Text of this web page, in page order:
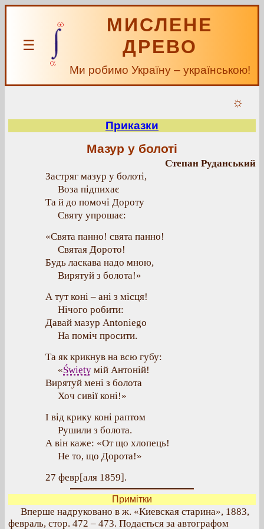
☰
МИСЛЕНЕ
ДРЕВО
Ми робимо Україну – українською!
☼
Приказки
Мазур у болоті
Степан Руданський
Застряг мазур у болоті,
Воза підпихає
Та й до помочі Дороту
Святу упрошає:
«Свята панно! свята панно!
Святая Дорото!
Будь ласкава надо мною,
Вирятуй з болота!»
А тут коні – ані з місця!
Нічого робити:
Давай мазур Antoniego
На поміч просити.
Та як крикнув на всю губу:
«Święty мій Антоній!
Вирятуй мені з болота
Хоч сивії коні!»
І від крику коні раптом
Рушили з болота.
А він каже: «От що хлопець!
Не то, що Дорота!»
27 февр[аля 1859].
Примітки
Вперше надруковано в ж. «Киевская старина», 1883,
февраль, стор. 472 – 473. Подається за автографом